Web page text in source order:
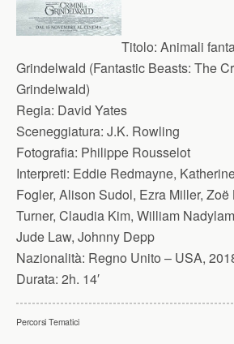
Titolo: Animali
Grindelwald (Fantastic Beasts: The
Grindelwald)
Regia: David Yates
Sceneggiatura: J.K. Rowling
Fotografia: Philippe Rousselot
Interpreti: Eddie Redmayne,
Fogler, Alison Sudol, Ezra Miller,
Turner, Claudia Kim, William
Jude Law, Johnny Depp
Nazionalità: Regno Unito – USA,
Durata: 2h. 14′
Percorsi Tematici